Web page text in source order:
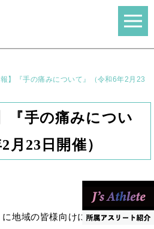
報】『手の痛みについて』（令和6年2月23
『手の痛みについ
月23日開催）
地域の皆様向けに講習会を行い